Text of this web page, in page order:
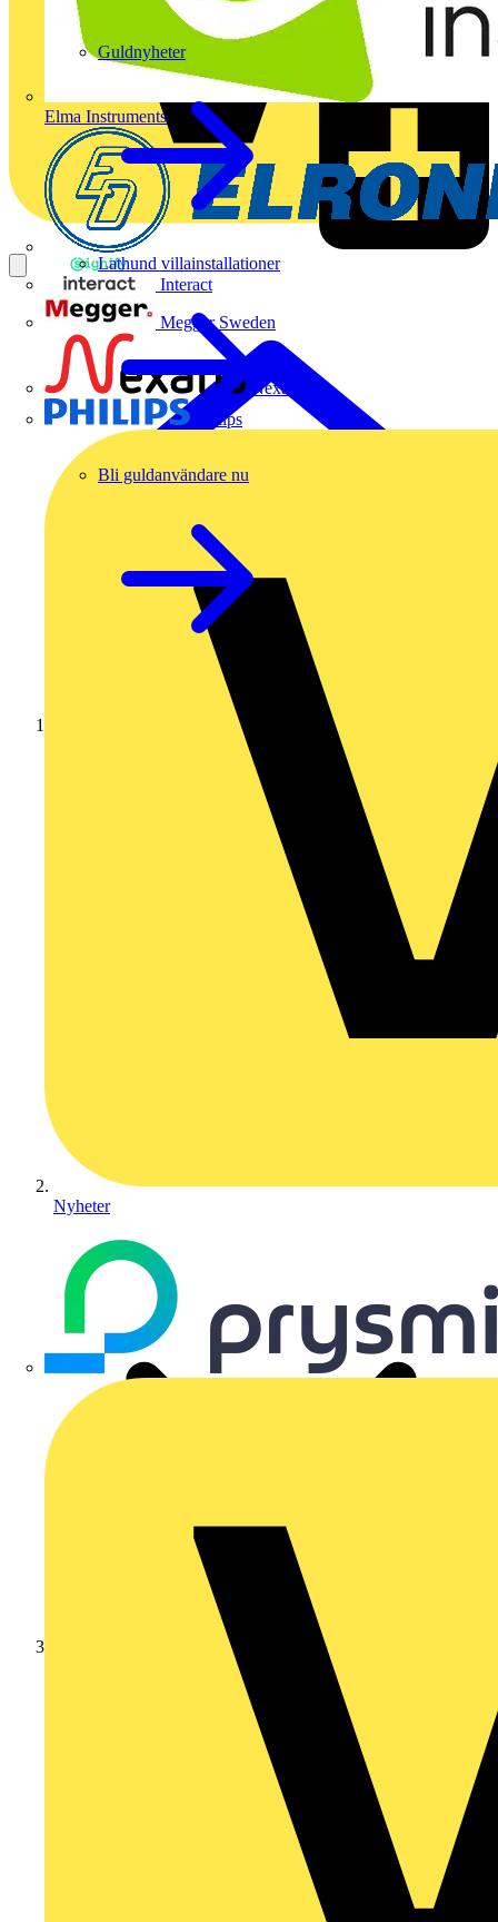
Elma Instruments
Interact
Megger Sweden
Nexans
Philips
Guldnyheter
Lathund villainstallationer
Bli guldanvändare nu
Nyheter